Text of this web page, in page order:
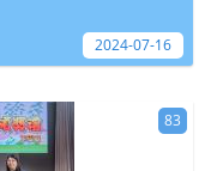
2024-07-16
83